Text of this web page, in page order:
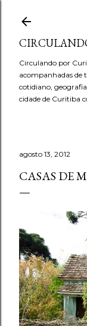
Circulando por
acompanhadas de
cotidiano,
cidade de Curitiba
agosto 13, 2012
CASAS DE